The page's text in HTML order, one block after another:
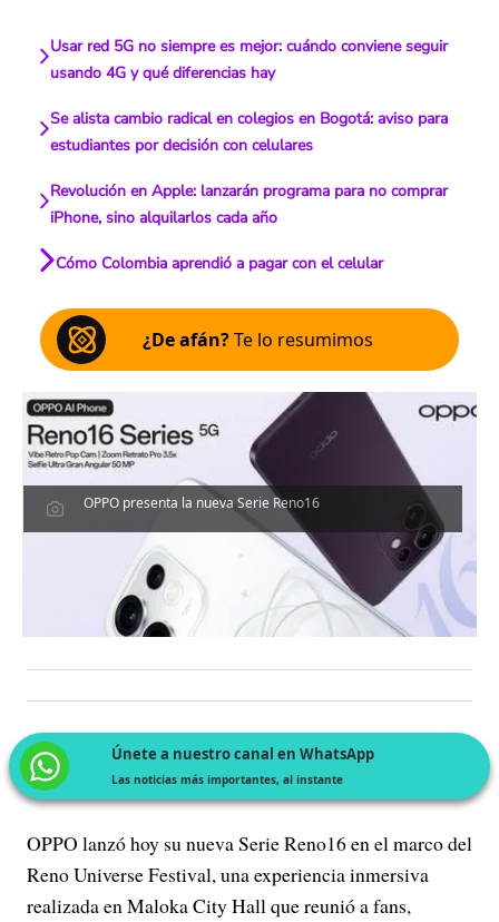
Usar red 5G no siempre es mejor: cuándo conviene seguir
usando 4G y qué diferencias hay
Se alista cambio radical en colegios en Bogotá: aviso para
estudiantes por decisión con celulares
Revolución en Apple: lanzarán programa para no comprar
iPhone, sino alquilarlos cada año
Cómo Colombia aprendió a pagar con el celular
¿De afán?Te lo resumimos
OPPO presenta la nueva Serie Reno16
Únete a nuestro canal en WhatsApp
Las noticias más importantes, al instante
OPPO lanzó hoy su nueva Serie Reno16 en el marco del
Reno Universe Festival, una experiencia inmersiva
realizada en Maloka City Hall que reunió a fans,